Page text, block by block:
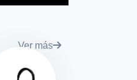
Ver más